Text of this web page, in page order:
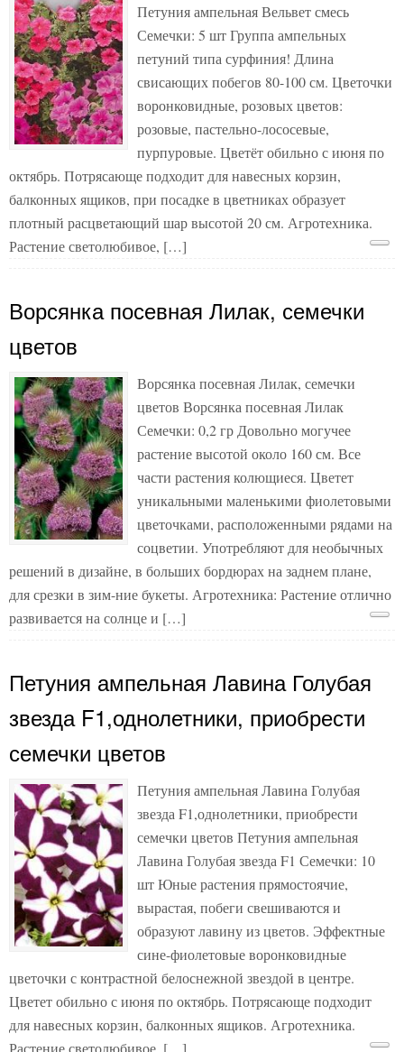
Петуния ампельная Вельвет смесь
Семечки: 5 шт Группа ампельных
петуний типа сурфиния! Длина
свисающих побегов 80-100 см. Цветочки
воронковидные, розовых цветов:
розовые, пастельно-лососевые,
пурпуровые. Цветёт обильно с июня по
октябрь. Потрясающе подходит для навесных корзин,
балконных ящиков, при посадке в цветниках образует
плотный расцветающий шар высотой 20 см. Агротехника.
Растение светолюбивое, […]
Ворсянка посевная Лилак, семечки
цветов
Ворсянка посевная Лилак, семечки
цветов Ворсянка посевная Лилак
Семечки: 0,2 гр Довольно могучее
растение высотой около 160 см. Все
части растения колющиеся. Цветет
уникальными маленькими фиолетовыми
цветочками, расположенными рядами на
соцветии. Употребляют для необычных
решений в дизайне, в больших бордюрах на заднем плане,
для срезки в зим-ние букеты. Агротехника: Растение отлично
развивается на солнце и […]
Петуния ампельная Лавина Голубая
звезда F1,однолетники, приобрести
семечки цветов
Петуния ампельная Лавина Голубая
звезда F1,однолетники, приобрести
семечки цветов Петуния ампельная
Лавина Голубая звезда F1 Семечки: 10
шт Юные растения прямостоячие,
вырастая, побеги свешиваются и
образуют лавину из цветов. Эффектные
сине-фиолетовые воронковидные
цветочки с контрастной белоснежной звездой в центре.
Цветет обильно с июня по октябрь. Потрясающе подходит
для навесных корзин, балконных ящиков. Агротехника.
Растение светолюбивое, […]